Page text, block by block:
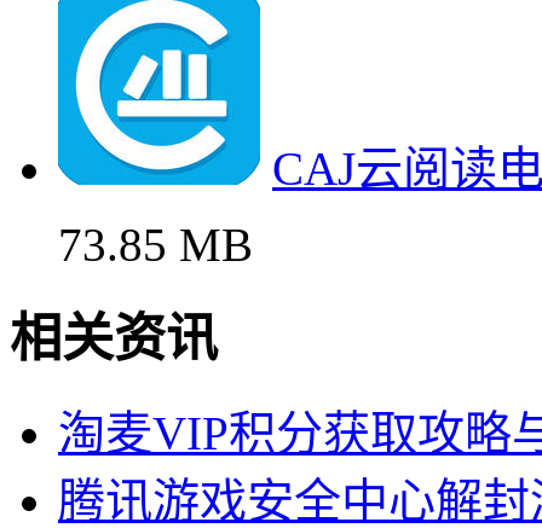
CAJ云阅读
73.85 MB
相关资讯
淘麦VIP积分获取攻略
腾讯游戏安全中心解